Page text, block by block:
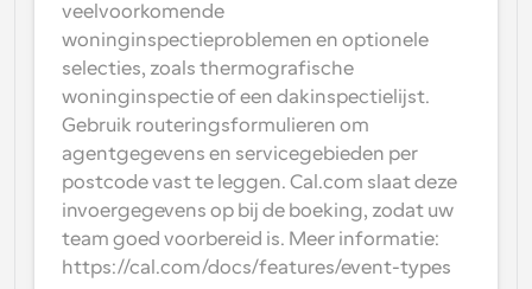
veelvoorkomende
woninginspectieproblemen en optionele
selecties, zoals thermografische
woninginspectie of een dakinspectielijst.
Gebruik routeringsformulieren om
agentgegevens en servicegebieden per
postcode vast te leggen. Cal.com slaat deze
invoergegevens op bij de boeking, zodat uw
team goed voorbereid is. Meer informatie:
https://cal.com/docs/features/event-types